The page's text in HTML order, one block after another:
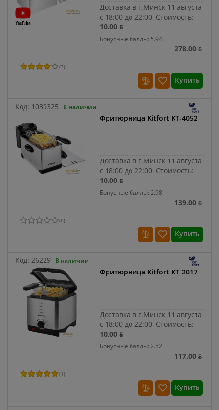
Доставка в г.Минск 11 августа
с 18:00 до 22:00. Стоимость:
10.00 ƃ
Бонусные баллы: 5.94
278.00 ƃ
(3)
Купить
Код: 1039325 В наличии
Фритюрница Kitfort KT-4052
Доставка в г.Минск 11 августа
с 18:00 до 22:00. Стоимость:
10.00 ƃ
Бонусные баллы: 2.98
139.00 ƃ
(0)
Купить
Код: 26229 В наличии
Фритюрница Kitfort KT-2017
Доставка в г.Минск 11 августа
с 18:00 до 22:00. Стоимость:
10.00 ƃ
Бонусные баллы: 2.52
117.00 ƃ
(1)
Купить